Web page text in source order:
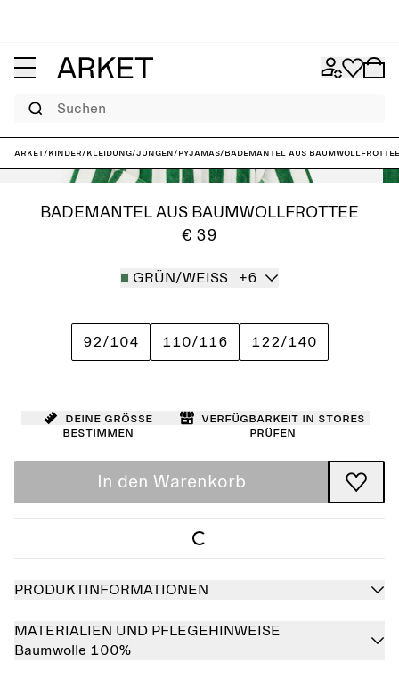
Suchen
ARKET/Kinder/Kleidung/Jungen/Pyjamas/Bademantel aus Baumwollfrottee
BADEMANTEL AUS BAUMWOLLFROTTEE
€ 39
GRÜN/WEISS +6
92/104 110/116 122/140
Deine Größe
bestimmen
Verfügbarkeit in Stores
prüfen
In den Warenkorb
PRODUKTINFORMATIONEN
MATERIALIEN UND PFLEGEHINWEISE
Baumwolle 100%